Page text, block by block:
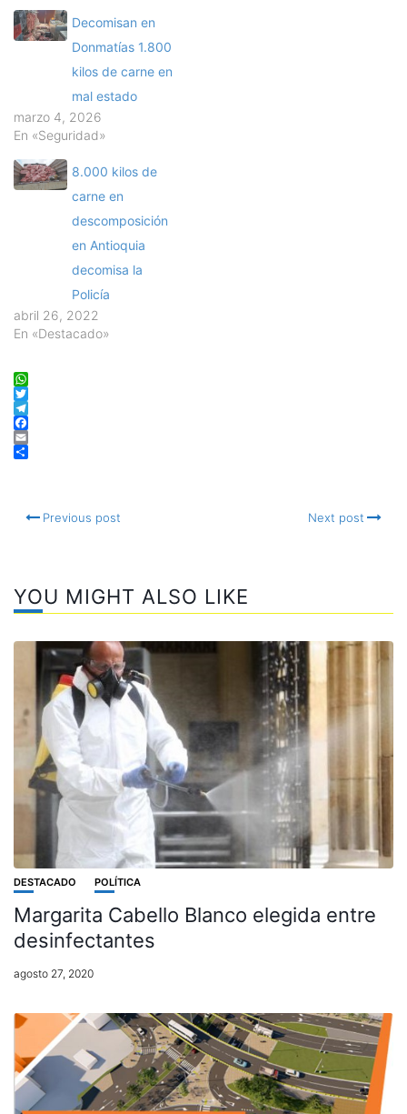
Decomisan en
Donmatías 1.800
kilos de carne en
mal estado
marzo 4, 2026
En «Seguridad»
8.000 kilos de
carne en
descomposición
en Antioquia
decomisa la
Policía
abril 26, 2022
En «Destacado»
WhatsApp
Twitter
Telegram
Facebook
Email
Previous post Next post
YOU MIGHT ALSO LIKE
DESTACADO POLÍTICA
Margarita Cabello Blanco elegida entre
desinfectantes
agosto 27, 2020